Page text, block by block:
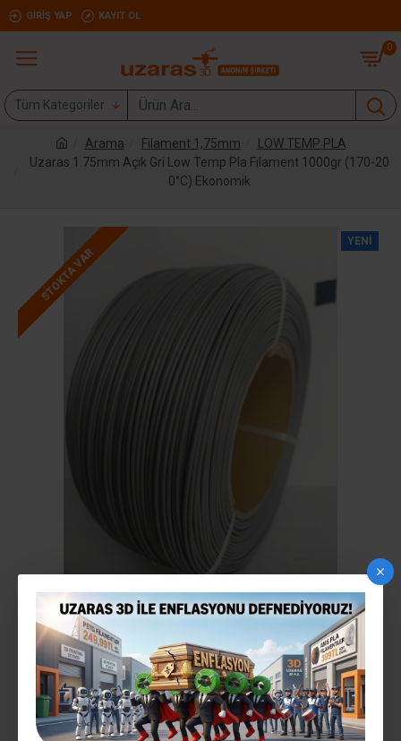
GIRIŞ YAP KAYIT OL
0
Tüm Kategoriler
Arama Filament 1,75mm
LOW TEMP PLA
Uzaras 1.75mm Açık Gri Low Temp Pla Filament 1000gr (170-20
0°C) Ekonomik
YENI
STOKTA VAR
UZARAS 1.75MM AÇIK GRI LOW TEMP PLA
FILAMENT 1000GR (170-200°C) EKONOMIK
STOK: Stokta var